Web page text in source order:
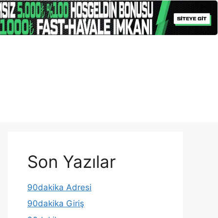
Son Yazılar
90dakika Adresi
90dakika Giriş